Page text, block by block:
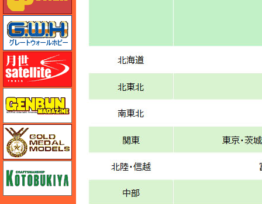
月世 サテライトツールス
ゲンブンマガジン
ゴールドメダルモデルズ